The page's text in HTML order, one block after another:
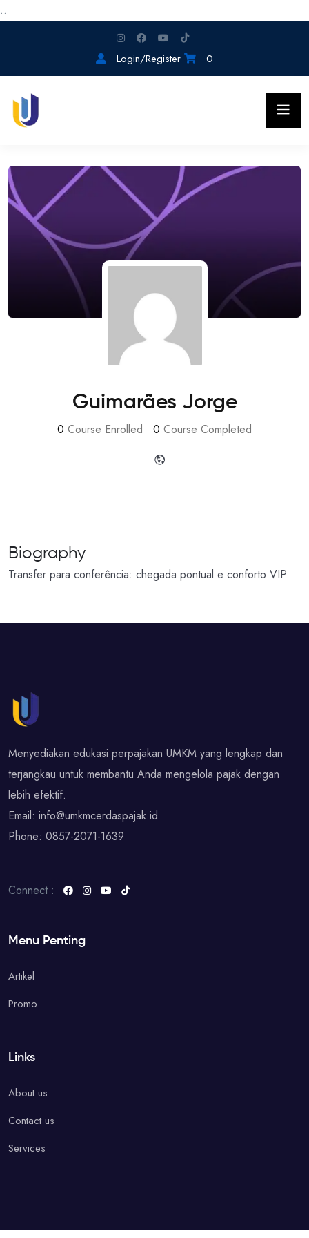
..
Login/Register 0
Guimarães Jorge
0 Course Enrolled • 0 Course Completed
Biography
Transfer para conferência: chegada pontual e conforto VIP
Menyediakan edukasi perpajakan UMKM yang lengkap dan
terjangkau untuk membantu Anda mengelola pajak dengan
lebih efektif.
Email: info@umkmcerdaspajak.id
Phone: 0857-2071-1639
Connect :
Menu Penting
Artikel
Promo
Links
About us
Contact us
Services